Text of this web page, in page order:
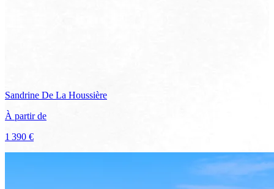
Sandrine De La Houssière
À partir de
1 390 €